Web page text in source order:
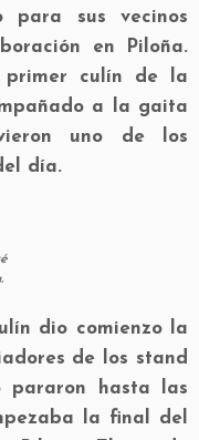
para sus vecinos
en Piloña.
primer culín de la
a la gaita
uno de los
día.
dio comienzo la
de los stand
pararon hasta las
la final del